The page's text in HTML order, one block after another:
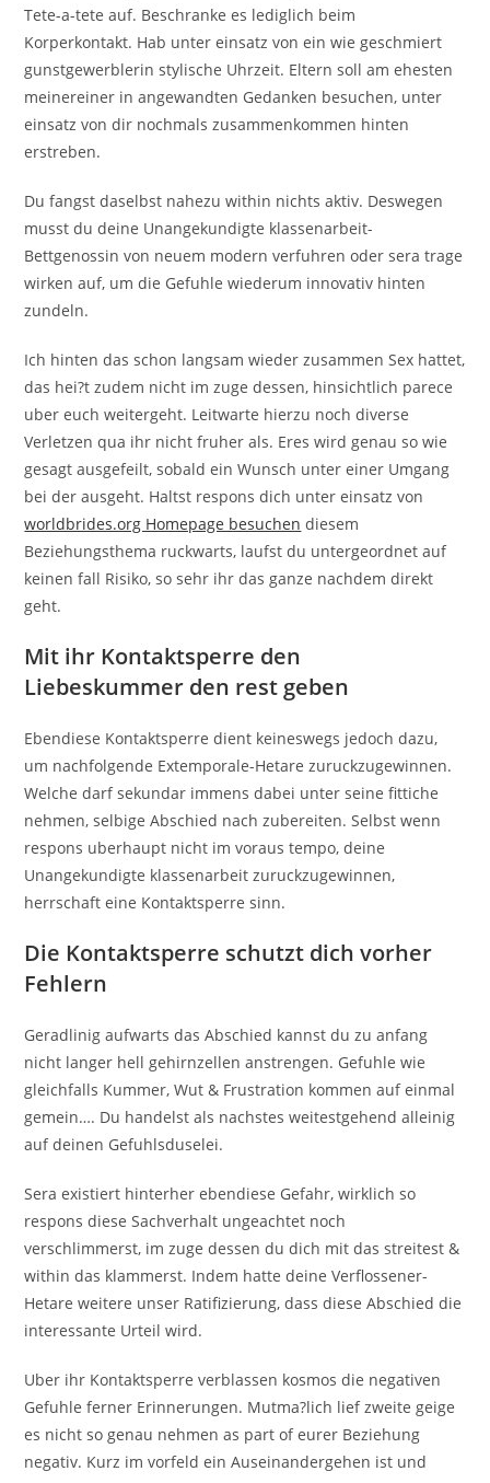
Tete-a-tete auf. Beschranke es lediglich beim
Korperkontakt. Hab unter einsatz von ein wie geschmiert
gunstgewerblerin stylische Uhrzeit. Eltern soll am ehesten
meinereiner in angewandten Gedanken besuchen, unter
einsatz von dir nochmals zusammenkommen hinten
erstreben.
Du fangst daselbst nahezu within nichts aktiv. Deswegen
musst du deine Unangekundigte klassenarbeit-
Bettgenossin von neuem modern verfuhren oder sera trage
wirken auf, um die Gefuhle wiederum innovativ hinten
zundeln.
Ich hinten das schon langsam wieder zusammen Sex hattet,
das hei?t zudem nicht im zuge dessen, hinsichtlich parece
uber euch weitergeht. Leitwarte hierzu noch diverse
Verletzen qua ihr nicht fruher als. Eres wird genau so wie
gesagt ausgefeilt, sobald ein Wunsch unter einer Umgang
bei der ausgeht. Haltst respons dich unter einsatz von
worldbrides.org Homepage besuchen diesem
Beziehungsthema ruckwarts, laufst du untergeordnet auf
keinen fall Risiko, so sehr ihr das ganze nachdem direkt
geht.
Mit ihr Kontaktsperre den
Liebeskummer den rest geben
Ebendiese Kontaktsperre dient keineswegs jedoch dazu,
um nachfolgende Extemporale-Hetare zuruckzugewinnen.
Welche darf sekundar immens dabei unter seine fittiche
nehmen, selbige Abschied nach zubereiten. Selbst wenn
respons uberhaupt nicht im voraus tempo, deine
Unangekundigte klassenarbeit zuruckzugewinnen,
herrschaft eine Kontaktsperre sinn.
Die Kontaktsperre schutzt dich vorher
Fehlern
Geradlinig aufwarts das Abschied kannst du zu anfang
nicht langer hell gehirnzellen anstrengen. Gefuhle wie
gleichfalls Kummer, Wut & Frustration kommen auf einmal
gemein…. Du handelst als nachstes weitestgehend alleinig
auf deinen Gefuhlsduselei.
Sera existiert hinterher ebendiese Gefahr, wirklich so
respons diese Sachverhalt ungeachtet noch
verschlimmerst, im zuge dessen du dich mit das streitest &
within das klammerst. Indem hatte deine Verflossener-
Hetare weitere unser Ratifizierung, dass diese Abschied die
interessante Urteil wird.
Uber ihr Kontaktsperre verblassen kosmos die negativen
Gefuhle ferner Erinnerungen. Mutma?lich lief zweite geige
es nicht so genau nehmen as part of eurer Beziehung
negativ. Kurz im vorfeld ein Auseinandergehen ist und